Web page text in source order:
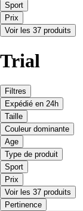
Sport
Prix
Voir les 37 produits
Trial
Filtres
Expédié en 24h
Taille
Couleur dominante
Age
Type de produit
Sport
Prix
Voir les 37 produits
Pertinence